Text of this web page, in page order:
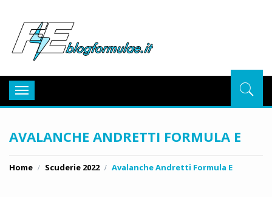
Toggle
navigation
AVALANCHE ANDRETTI FORMULA E
Home Scuderie 2022 Avalanche Andretti Formula E